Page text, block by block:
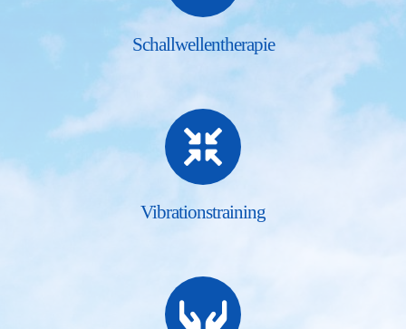
Schallwellentherapie
Vibrationstraining